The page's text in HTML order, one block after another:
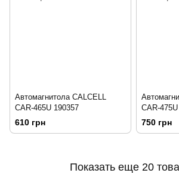
Автомагнитола CALCELL
CAR-465U 190357
610 грн
CAR-
750 грн
Показать еще 20